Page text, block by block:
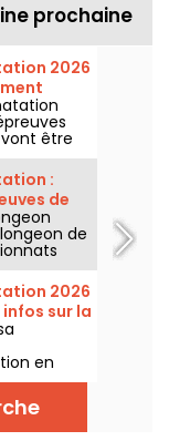
prochaine
2026
être
! Comment
et le
:
de
de
figures
2026
sur la
en
pour
les